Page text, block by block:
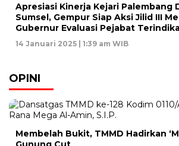
Apresiasi Kinerja Kejari Palembang
Sumsel, Gempur Siap Aksi Jilid III
Gubernur Evaluasi Pejabat
14 Januari 2025 | 1:39 am WIB
OPINI
Membelah Bukit, TMMD Hadirkan